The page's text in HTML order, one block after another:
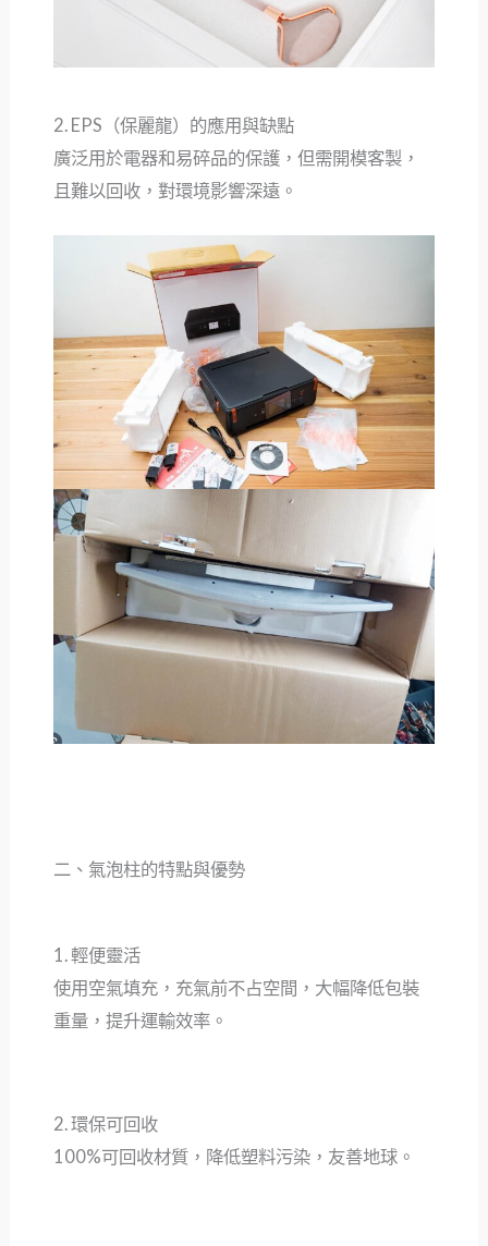
2. EPS（保麗龍）的應用與缺點
廣泛用於電器和易碎品的保護，但需開模客製，
且難以回收，對環境影響深遠。
二、氣泡柱的特點與優勢
1. 輕便靈活
使用空氣填充，充氣前不占空間，大幅降低包裝
重量，提升運輸效率。
2. 環保可回收
100%可回收材質，降低塑料污染，友善地球。